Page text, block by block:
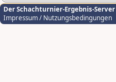
Der Schachturnier-Ergebnis-Server
Impressum / Nutzungsbedingungen